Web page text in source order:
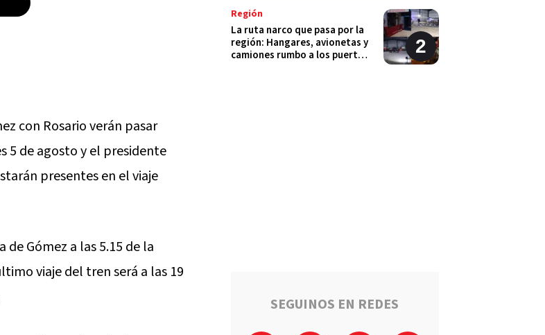
con Rosario verán pasar
5 de agosto y el presidente
presentes en el viaje
Gómez a las 5.15 de la
viaje del tren será a las 19
Región
La ruta narco que pasa por la
región: Hangares, avionetas y
camiones rumbo a los puertos
en Luis PalaciosSEGUINOS EN REDES